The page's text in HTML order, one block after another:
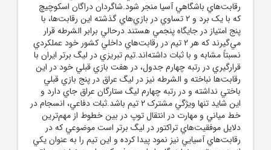
رقابت‌هاي باشگاهي آسيا منجر شود.شاگردان دراگان اسکوچيچ
که با يک برد و 2 تساوي در بازي‌هاي گذشته اين رقابت‌ها، با
پنج امتياز در جايگاه پنجمي هستند درحالي برابر الشرطه قرار
مي‌گيرند که هر 2 تيم در رقابت‌هاي داخلي کشور خود عملکردي
نسبتاً مشابه و با ثبات داشته‌اند.تيم تبريزي در ليگ برتر ايران با
قرارگيري در رتبه چهارم جدول، در هفت بازي قبلي خود در اين
رقابت‌ها نباخته و الشرطه نيز در ليگ عراق در پنج بازي قبلي
باختي نداشته و در رتبه چهارم ليگ ستارگان عراق جاي دارد و
اين شايد تنها ويژگي مشترک 2 تيم باشد.ثبات دفاعي، انسجام در
خط مياني و مهارت در انتقال توپ در بين خطوط از مهم‌ترين
دلايل موفقيت‌هاي تراکتور در ليگ برتر است موضوعي که در
رقابت‌هاي آسيايي نيز نمود پيدا کرده و اين تيم را به عنوان يکي